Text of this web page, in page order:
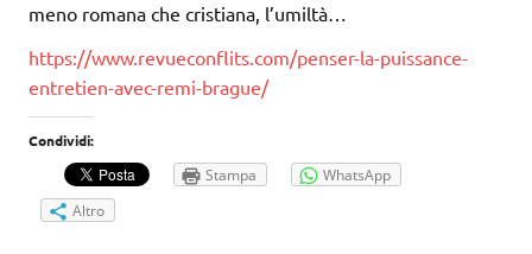
meno romana che cristiana, l’umiltà…
https://www.revueconflits.com/penser-la-puissance-
entretien-avec-remi-brague/
Condividi:
Stampa
WhatsApp
Altro